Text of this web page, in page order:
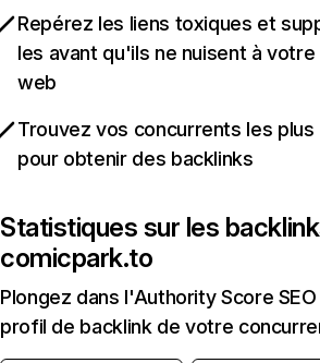
Repérez les liens toxiques et
les avant qu'ils ne nuisent à
web
Trouvez vos concurrents les
pour obtenir des backlinks
Statistiques sur les
comicpark.to
Plongez dans l'Authority Score
profil de backlink de votre